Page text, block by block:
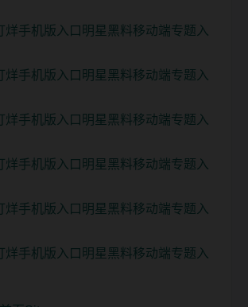
烊手机版入口明星黑料移动端专题入
烊手机版入口明星黑料移动端专题入
烊手机版入口明星黑料移动端专题入
烊手机版入口明星黑料移动端专题入
烊手机版入口明星黑料移动端专题入
烊手机版入口明星黑料移动端专题入